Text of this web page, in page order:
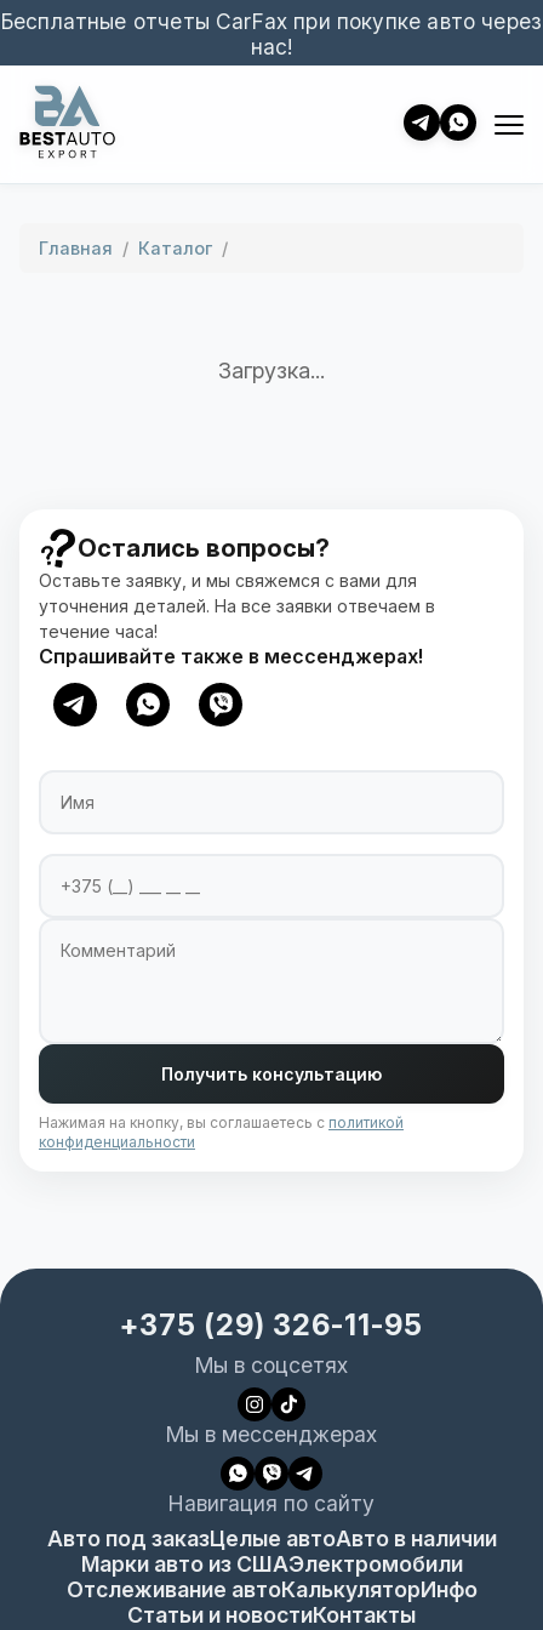
Бесплатные отчеты CarFax при покупке авто через
нас!
Главная / Каталог /
Загрузка...
Остались вопросы?
Оставьте заявку, и мы свяжемся с вами для
уточнения деталей. На все заявки отвечаем в
течение часа!
Спрашивайте также в мессенджерах!
Получить консультацию
Нажимая на кнопку, вы соглашаетесь с политикой
конфиденциальности
+375 (29) 326-11-95
Мы в соцсетях
Мы в мессенджерах
Навигация по сайту
Авто под заказЦелые автоАвто в наличии
Марки авто из СШАЭлектромобили
Отслеживание автоКалькуляторИнфо
Статьи и новостиКонтакты